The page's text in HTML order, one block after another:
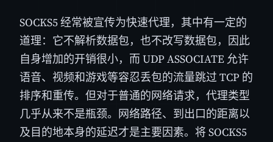
SOCKS5 经常被宣传为快速代理，其中有一定的
道理：它不解析数据包，也不改写数据包，因此
自身增加的开销很小，而 UDP ASSOCIATE 允许
语音、视频和游戏等容忍丢包的流量跳过 TCP 的
排序和重传。但对于普通的网络请求，代理类型
几乎从来不是瓶颈。网络路径、到出口的距离以
及目的地本身的延迟才是主要因素。将 SOCKS5